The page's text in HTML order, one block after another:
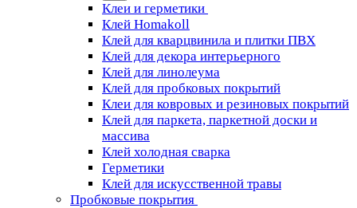
Клеи и герметики
Клей Homakoll
Клей для кварцвинила и плитки ПВХ
Клей для декора интерьерного
Клей для линолеума
Клей для пробковых покрытий
Клеи для ковровых и резиновых покрытий
Клей для паркета, паркетной доски и
массива
Клей холодная сварка
Герметики
Клей для искусственной травы
Пробковые покрытия